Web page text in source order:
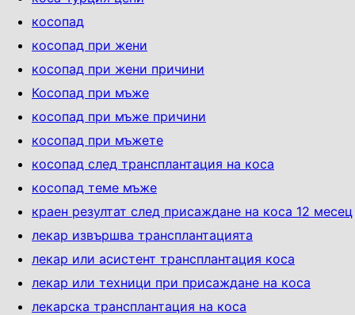
косопад
косопад при жени
косопад при жени причини
Косопад при мъже
косопад при мъже причини
косопад при мъжете
косопад след трансплантация на коса
косопад теме мъже
краен резултат след присаждане на коса 12 месец
лекар извършва трансплантацията
лекар или асистент трансплантация коса
лекар или техници при присаждане на коса
лекарска трансплантация на коса